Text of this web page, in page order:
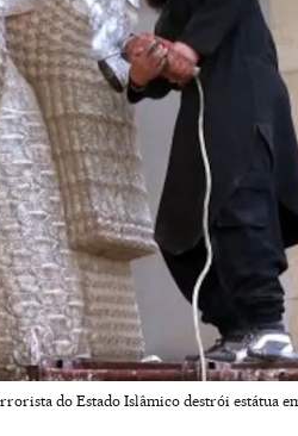
do Estado Islâmico destrói estátua